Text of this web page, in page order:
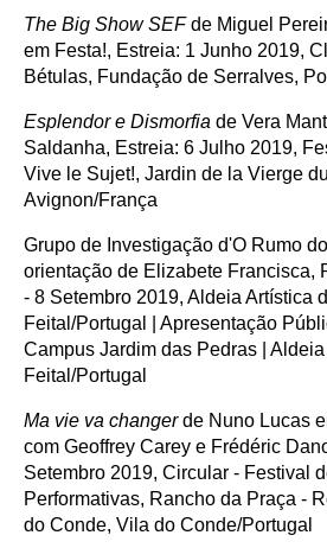
The Big Show SEFde Miguel
em Festa!, Estreia: 1 Junho 2019,
Bétulas, Fundação de Serralves,
Esplendor e Dismorfia de Vera
Saldanha, Estreia: 6 Julho 2019,
Vive le Sujet!, Jardin de la Vierge
Avignon/França
Grupo de Investigação d'O Rumo
orientação de Elizabete Francisca,
- 8 Setembro 2019, Aldeia Artística
Feital/Portugal | Apresentação
Campus Jardim das Pedras |
Feital/Portugal
Ma vie va changerde Nuno Lucas
com Geoffrey Carey e Frédéric
Setembro 2019, Circular - Festival
Performativas, Rancho da Praça -
do Conde, Vila do Conde/Portugal